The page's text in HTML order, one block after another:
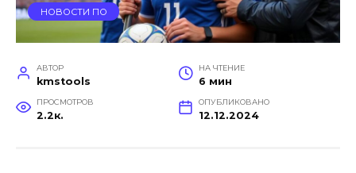
НОВОСТИ ПО
АВТОР
kmstools
НА ЧТЕНИЕ
6 мин
ПРОСМОТРОВ
2.2к.
ОПУБЛИКОВАНО
12.12.2024